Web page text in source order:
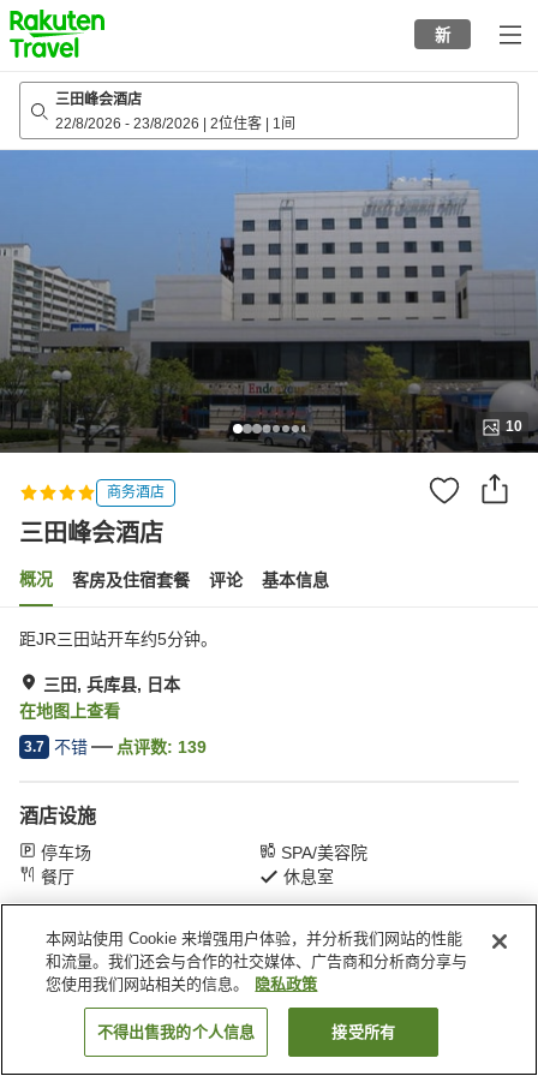
to
top
page
新
三田峰会酒店
22/8/2026 - 23/8/2026 2位住客 1间
10
商务酒店
三田峰会酒店
概况 客房及住宿套餐 评论 基本信息
距JR三田站开车约5分钟。
三田, 兵库县, 日本
在地图上查看
3.7 不错 点评数: 139
酒店设施
停车场
SPA/美容院
餐厅
休息室
首页 日本 兵库县 三田 三田峰会酒店
搜索客房
本网站使用 Cookie 来增强用户体验，并分析我们网站的性能
和流量。我们还会与合作的社交媒体、广告商和分析商分享与
您使用我们网站相关的信息。
隐私政策
不得出售我的个人信息 接受所有